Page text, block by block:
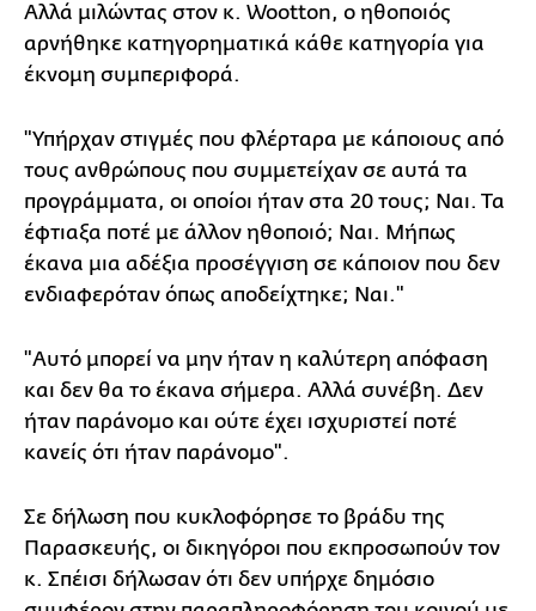
Αλλά μιλώντας στον κ. Wootton, ο ηθοποιός
αρνήθηκε κατηγορηματικά κάθε κατηγορία για
έκνομη συμπεριφορά.
"Υπήρχαν στιγμές που φλέρταρα με κάποιους από
τους ανθρώπους που συμμετείχαν σε αυτά τα
προγράμματα, οι οποίοι ήταν στα 20 τους; Ναι. Τα
έφτιαξα ποτέ με άλλον ηθοποιό; Ναι. Μήπως
έκανα μια αδέξια προσέγγιση σε κάποιον που δεν
ενδιαφερόταν όπως αποδείχτηκε; Ναι."
"Αυτό μπορεί να μην ήταν η καλύτερη απόφαση
και δεν θα το έκανα σήμερα. Αλλά συνέβη. Δεν
ήταν παράνομο και ούτε έχει ισχυριστεί ποτέ
κανείς ότι ήταν παράνομο".
Σε δήλωση που κυκλοφόρησε το βράδυ της
Παρασκευής, οι δικηγόροι που εκπροσωπούν τον
κ. Σπέισι δήλωσαν ότι δεν υπήρχε δημόσιο